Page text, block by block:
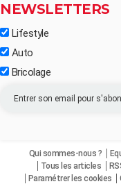
NEWSLETTERS
Lifestyle
Auto
Bricolage
Qui sommes-nous ?
Tous les articles
Paramétrer les cookies